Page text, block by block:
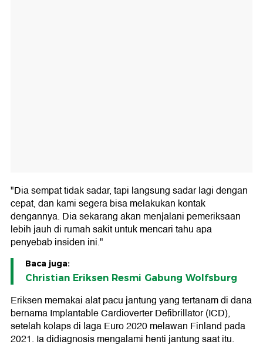
"Dia sempat tidak sadar, tapi langsung sadar lagi dengan
cepat, dan kami segera bisa melakukan kontak
dengannya. Dia sekarang akan menjalani pemeriksaan
lebih jauh di rumah sakit untuk mencari tahu apa
penyebab insiden ini."
Baca juga:
Christian Eriksen Resmi Gabung Wolfsburg
Eriksen memakai alat pacu jantung yang tertanam di dana
bernama Implantable Cardioverter Defibrillator (ICD),
setelah kolaps di laga Euro 2020 melawan Finland pada
2021. Ia didiagnosis mengalami henti jantung saat itu.